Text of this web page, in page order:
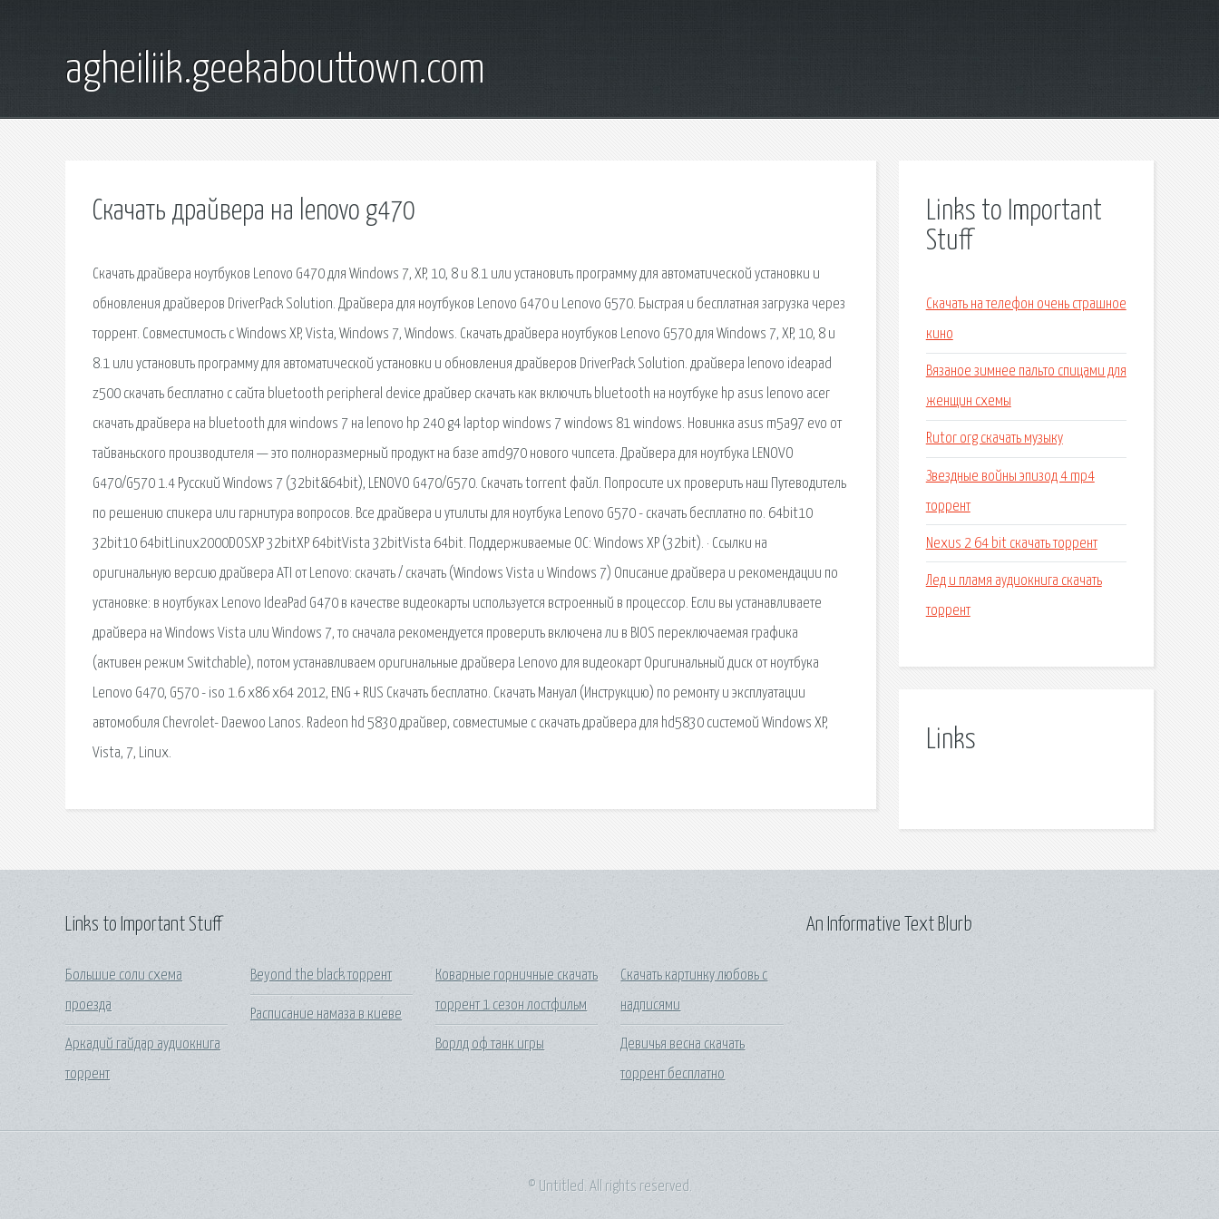
agheiliik.geekabouttown.com
Скачать драйвера на lenovo g470
Скачать драйвера ноутбуков Lenovo G470 для Windows 7, XP, 10, 8 и 8.1 или установить программу для автоматической установки и
обновления драйверов DriverPack Solution. Драйвера для ноутбуков Lenovo G470 и Lenovo G570. Быстрая и бесплатная загрузка через
торрент. Совместимость с Windows XP, Vista, Windows 7, Windows. Скачать драйвера ноутбуков Lenovo G570 для Windows 7, XP, 10, 8 и
8.1 или установить программу для автоматической установки и обновления драйверов DriverPack Solution. драйвера lenovo ideapad
z500 скачать бесплатно с сайта bluetooth peripheral device драйвер скачать как включить bluetooth на ноутбуке hp asus lenovo acer
скачать драйвера на bluetooth для windows 7 на lenovo hp 240 g4 laptop windows 7 windows 81 windows. Новинка asus m5a97 evo от
тайваньского производителя — это полноразмерный продукт на базе amd970 нового чипсета. Драйвера для ноутбука LENOVO
G470/G570 1.4 Русский Windows 7 (32bit&64bit), LENOVO G470/G570. Скачать torrent файл. Попросите их проверить наш Путеводитель
по решению спикера или гарнитура вопросов. Все драйвера и утилиты для ноутбука Lenovo G570 - скачать бесплатно по. 64bit10
32bit10 64bitLinux2000DOSXP 32bitXP 64bitVista 32bitVista 64bit. Поддерживаемые ОС: Windows XP (32bit). · Ссылки на
оригинальную версию драйвера ATI от Lenovo: скачать / скачать (Windows Vista и Windows 7) Описание драйвера и рекомендации по
установке: в ноутбуках Lenovo IdeaPad G470 в качестве видеокарты используется встроенный в процессор. Если вы устанавливаете
драйвера на Windows Vista или Windows 7, то сначала рекомендуется проверить включена ли в BIOS переключаемая графика
(активен режим Switchable), потом устанавливаем оригинальные драйвера Lenovo для видеокарт Оригинальный диск от ноутбука
Lenovo G470, G570 - iso 1.6 x86 x64 2012, ENG + RUS Скачать бесплатно. Скачать Мануал (Инструкцию) по ремонту и эксплуатации
автомобиля Chevrolet- Daewoo Lanos. Radeon hd 5830 драйвер, совместимые с скачать драйвера для hd5830 системой Windows XP,
Vista, 7, Linux.
Links to Important
Stuff
Скачать на телефон очень страшное
кино
Вязаное зимнее пальто спицами для
женщин схемы
Rutor org скачать музыку
Звездные войны эпизод 4 mp4
торрент
Nexus 2 64 bit скачать торрент
Лед и пламя аудиокнига скачать
торрент
Links
Links to Important Stuff
Большие соли схема
проезда
Аркадий гайдар аудиокнига
торрент
Beyond the black торрент
Расписание намаза в киеве
Коварные горничные скачать
торрент 1 сезон лостфильм
Ворлд оф танк игры
Скачать картинку любовь с
надписями
Девичья весна скачать
торрент бесплатно
An Informative Text Blurb
© Untitled. All rights reserved.